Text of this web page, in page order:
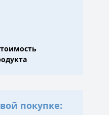
покупке: